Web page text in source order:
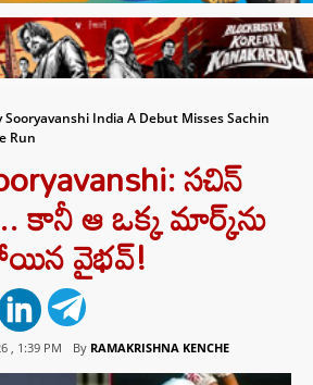
Sooryavanshi India A Debut Misses Sachin
Run
సచిన్
కానీ ఆ ఒక్క మార్క్‌ను
వైభవ్!
, 1:39 PM By RAMAKRISHNA KENCHE